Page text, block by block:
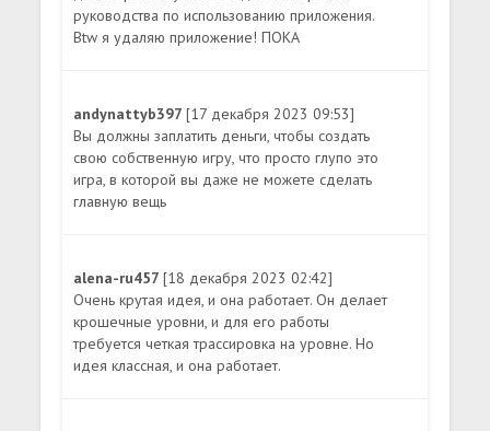
руководства по использованию приложения.
Btw я удаляю приложение! ПОКА
andynattyb397[17 декабря 2023 09:53]
Вы должны заплатить деньги, чтобы создать
свою собственную игру, что просто глупо это
игра, в которой вы даже не можете сделать
главную вещь
alena-ru457[18 декабря 2023 02:42]
Очень крутая идея, и она работает. Он делает
крошечные уровни, и для его работы
требуется четкая трассировка на уровне. Но
идея классная, и она работает.